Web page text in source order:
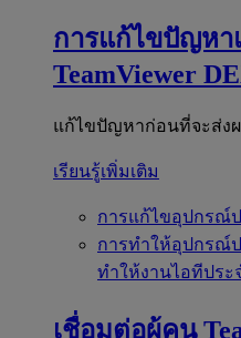
การแก้ไขปัญหา
TeamViewer
แก้ไขปัญหาก่อนที่จะส่ง
เรียนรู้เพิ่มเติม
การแก้ไขอุปกรณ์
การทำให้อุปกรณ์
ทำให้งานไอทีปร
เชื่อมต่อผู้คน